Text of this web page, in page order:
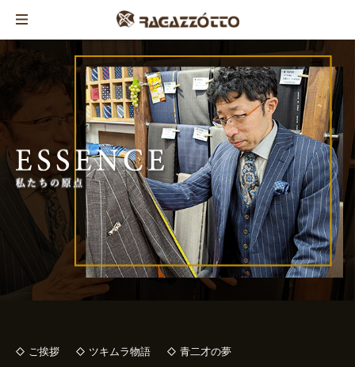
ご挨拶 ツキムラ物語 青二才の夢